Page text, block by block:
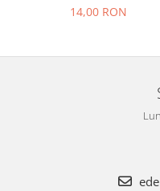
14,00 RON